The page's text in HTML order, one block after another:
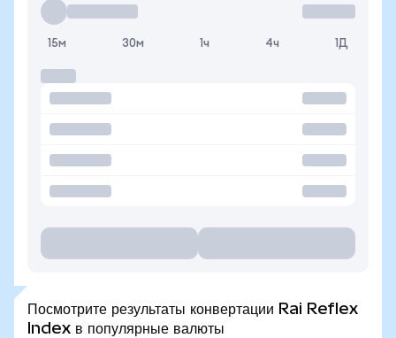
15м 30м 1ч 4ч 1Д
Посмотрите результаты конвертации Rai Reflex
Index в популярные валюты